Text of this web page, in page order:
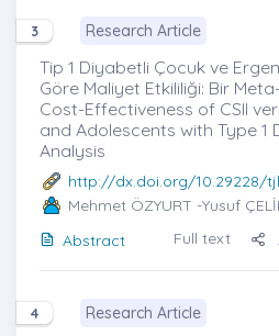
3 Research Article
Tip 1 Diyabetli Çocuk ve
Göre Maliyet Etkililiği: Bir
Cost-Effectiveness of CSII
and Adolescents with Type 1
Analysis
http://dx.doi.org/10.29228/
Mehmet ÖZYURT -Yusuf
Abstract
Full text
4 Research Article